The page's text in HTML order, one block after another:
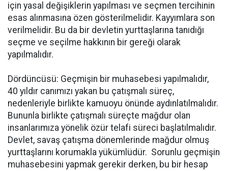
için yasal değişiklerin yapılması ve seçmen tercihinin
esas alınmasına özen gösterilmelidir. Kayyımlara son
verilmelidir. Bu da bir devletin yurttaşlarına tanıdığı
seçme ve seçilme hakkının bir gereği olarak
yapılmalıdır.
Dördüncüsü: Geçmişin bir muhasebesi yapılmalıdır,
40 yıldır canımızı yakan bu çatışmalı süreç,
nedenleriyle birlikte kamuoyu önünde aydınlatılmalıdır.
Bununla birlikte çatışmalı süreçte mağdur olan
insanlarımıza yönelik özür telafi süreci başlatılmalıdır.
Devlet, savaş çatışma dönemlerinde mağdur olmuş
yurttaşlarını korumakla yükümlüdür. Sorunlu geçmişin
muhasebesini yapmak gerekir derken, bu bir hesap